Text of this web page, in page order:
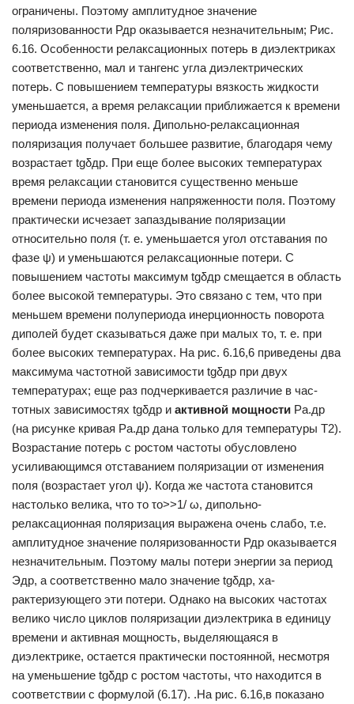
ограничены. Поэтому амплитудное значение
поляризованности Рдр оказывается незначительным; Рис.
6.16. Особенности релаксационных потерь в диэлектриках
соответственно, мал и тангенс угла диэлектрических
потерь. С повышением температуры вязкость жидкости
уменьшается, а время релаксации приближается к времени
периода изменения поля. Дипольно-релаксационная
поляризация получает большее развитие, бла­годаря чему
возрастает tgδдp. При еще более высоких температурах
время релаксации становится существенно меньше
времени периода изменения напряженности поля. Поэтому
практически исчезает за­паздывание поляризации
относительно поля (т. е. уменьшается угол отставания по
фазе ψ) и уменьшаются релаксационные потери. С
повышением частоты максимум tgδдp смещается в область
более высокой температуры. Это связано с тем, что при
меньшем времени полупериода инерционность поворота
диполей будет сказываться даже при малых то, т. е. при
более высоких температурах. На рис. 6.16,6 приведены два
максимума частотной зависимости tgδдp при двух
температурах; еще раз подчеркивается различие в час­
тотных зависимостях tgδдp и активной мощности Ра.др
(на рисунке кривая Ра.др дана только для температуры T2).
Возрастание потерь с ростом частоты обусловлено
усиливающимся отставанием поляриза­ции от изменения
поля (возрастает угол ψ). Когда же частота становит­ся
настолько велика, что то τo>>1/ ω, дипольно-
релаксационная по­ляризация выражена очень слабо, т.е.
амплитудное значение поляризованности Рдр оказывается
незначительным. Поэтому малы потери энергии за период
Эдр, а соответственно мало значение tgδдp, ха­
рактеризующего эти потери. Однако на высоких частотах
велико число циклов поляризации диэлектрика в единицу
времени и актив­ная мощность, выделяющаяся в
диэлектрике, остается практически постоянной, несмотря
на уменьшение tgδдp с ростом частоты, что на­ходится в
соответствии с формулой (6.17). .На рис. 6.16,в показано